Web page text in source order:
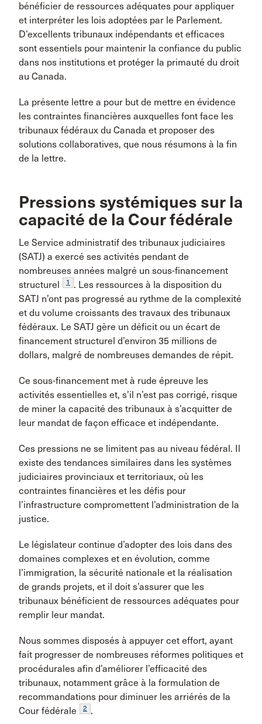
bénéficier de ressources adéquates pour appliquer
et interpréter les lois adoptées par le Parlement.
D’excellents tribunaux indépendants et efficaces
sont essentiels pour maintenir la confiance du public
dans nos institutions et protéger la primauté du droit
au Canada.
La présente lettre a pour but de mettre en évidence
les contraintes financières auxquelles font face les
tribunaux fédéraux du Canada et proposer des
solutions collaboratives, que nous résumons à la fin
de la lettre.
Pressions systémiques sur la
capacité de la Cour fédérale
Le Service administratif des tribunaux judiciaires
(SATJ) a exercé ses activités pendant de
nombreuses années malgré un sous-financement
structurel
1
. Les ressources à la disposition du
SATJ n’ont pas progressé au rythme de la complexité
et du volume croissants des travaux des tribunaux
fédéraux. Le SATJ gère un déficit ou un écart de
financement structurel d’environ 35 millions de
dollars, malgré de nombreuses demandes de répit.
Ce sous-financement met à rude épreuve les
activités essentielles et, s’il n’est pas corrigé, risque
de miner la capacité des tribunaux à s’acquitter de
leur mandat de façon efficace et indépendante.
Ces pressions ne se limitent pas au niveau fédéral. Il
existe des tendances similaires dans les systèmes
judiciaires provinciaux et territoriaux, où les
contraintes financières et les défis pour
l’infrastructure compromettent l’administration de la
justice.
Le législateur continue d’adopter des lois dans des
domaines complexes et en évolution, comme
l’immigration, la sécurité nationale et la réalisation
de grands projets, et il doit s’assurer que les
tribunaux bénéficient de ressources adéquates pour
remplir leur mandat.
Nous sommes disposés à appuyer cet effort, ayant
fait progresser de nombreuses réformes politiques et
procédurales afin d’améliorer l’efficacité des
tribunaux, notamment grâce à la formulation de
recommandations pour diminuer les arriérés de la
Cour fédérale
2 .